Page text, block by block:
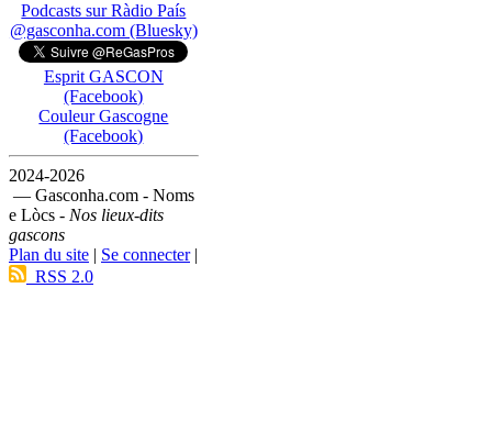
Podcasts sur Ràdio País
@gasconha.com (Bluesky)
Esprit GASCON
(Facebook)
Couleur Gascogne
(Facebook)
2024-2026
— Gasconha.com - Noms
e Lòcs - Nos lieux-dits
gascons
Plan du site | Se connecter|
RSS 2.0